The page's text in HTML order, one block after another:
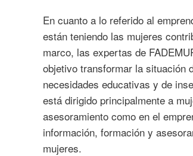
En cuanto a lo referido al
están teniendo las mujeres
marco, las expertas de
objetivo transformar la situación
necesidades educativas y de
está dirigido principalmente a
asesoramiento como en el
información, formación y
mujeres.